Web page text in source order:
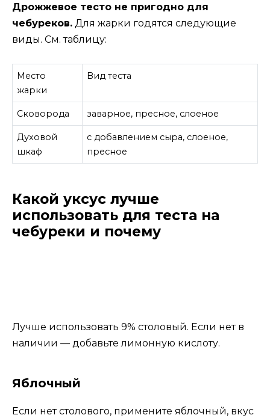
Дрожжевое тесто не пригодно для
чебуреков. Для жарки годятся следующие
виды. См. таблицу:
Место
жарки
Вид теста
Сковорода заварное, пресное, слоеное
Духовой
шкаф
с добавлением сыра, слоеное,
пресное
Какой уксус лучше
использовать для теста на
чебуреки и почему
Лучше использовать 9% столовый. Если нет в
наличии — добавьте лимонную кислоту.
Яблочный
Если нет столового, примените яблочный, вкус